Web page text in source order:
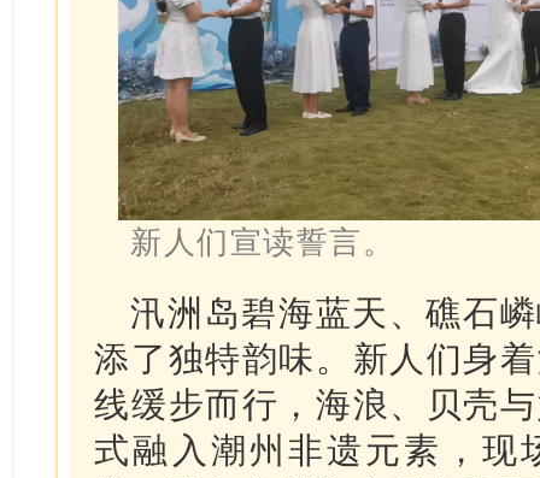
新人们宣读誓言。
汛洲岛碧海蓝天、礁石
添了独特韵味。新人们身
线缓步而行，海浪、贝壳
式融入潮州非遗元素，现